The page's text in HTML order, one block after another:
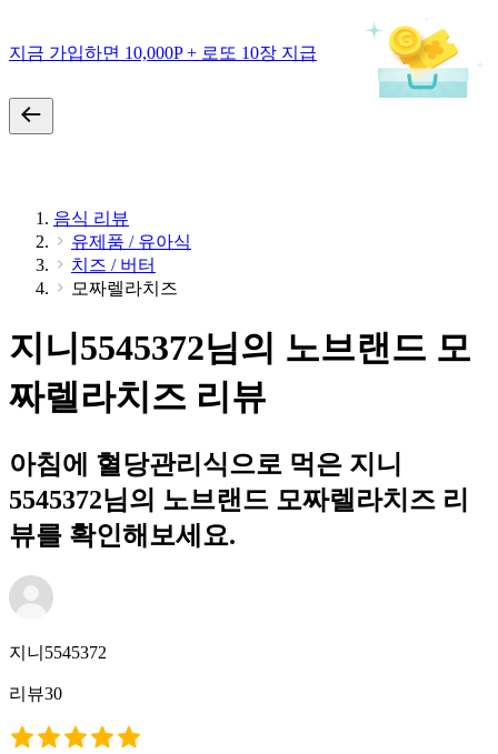
지금 가입하면 10,000P + 로또 10장 지급
음식 리뷰
유제품 / 유아식
치즈 / 버터
모짜렐라치즈
지니5545372님의 노브랜드 모
짜렐라치즈 리뷰
아침에 혈당관리식으로 먹은 지니
5545372님의 노브랜드 모짜렐라치즈 리
뷰를 확인해보세요.
지니5545372
리뷰30